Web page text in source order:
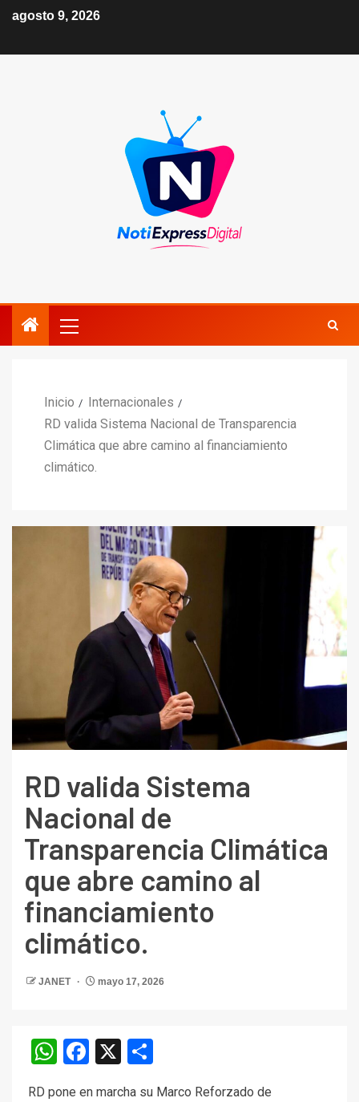
agosto 9, 2026
Inicio
Internacionales
RD valida Sistema Nacional de Transparencia
Climática que abre camino al financiamiento
climático.
RD valida Sistema
Nacional de
Transparencia Climática
que abre camino al
financiamiento
climático.
JANET mayo 17, 2026
WhatsApp
Facebook
X
RD pone en marcha su Marco Reforzado de